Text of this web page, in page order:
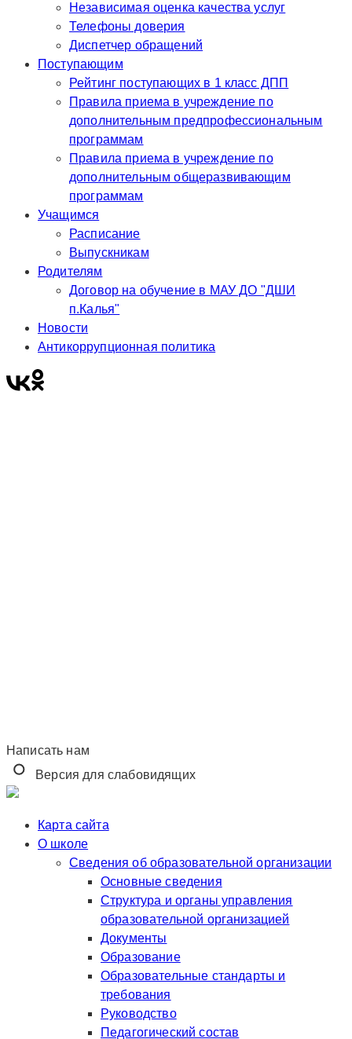
Независимая оценка качества услуг
Телефоны доверия
Диспетчер обращений
Поступающим
Рейтинг поступающих в 1 класс ДПП
Правила приема в учреждение по
дополнительным предпрофессиональным
программам
Правила приема в учреждение по
дополнительным общеразвивающим
программам
Учащимся
Расписание
Выпускникам
Родителям
Договор на обучение в МАУ ДО "ДШИ
п.Калья"
Новости
Антикоррупционная политика
Написать нам
Версия для слабовидящих
Карта сайта
О школе
Сведения об образовательной организации
Основные сведения
Структура и органы управления
образовательной организацией
Документы
Образование
Образовательные стандарты и
требования
Руководство
Педагогический состав